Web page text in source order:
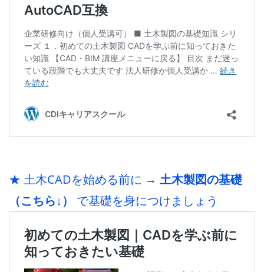
★ 土木CADを始める前に → 土木製図の基礎
（こちら↓）
で基礎を身につけましょう